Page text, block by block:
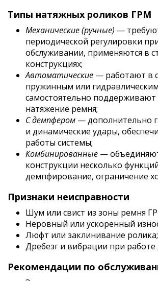
Типы натяжных роликов ГРМ
Механические (ручные) —
периодической регулировки
обслуживании, применяются в
конструкциях;
Автоматические — работают в
пружинным или
самостоятельно
натяжение ремня;
С демпфером — дополнительно
и динамические удары,
работы системы;
Комбинированные —
конструкции несколько
демпфирование, ограничение
Признаки неисправности
Шум или свист из зоны ремня
Неровный или ускоренный
Люфт или заклинивание ролика;
Дребезг и вибрации при работе
Рекомендации по